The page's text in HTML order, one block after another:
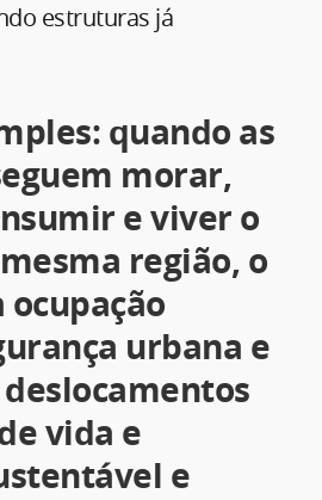
estruturas já
quando as
morar,
e viver o
região, o
urbana e
vida e
e